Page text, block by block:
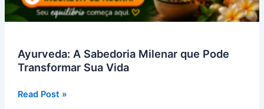
Ayurveda: A Sabedoria Milenar que Pode
Transformar Sua Vida
Ayurveda:
Read Post »